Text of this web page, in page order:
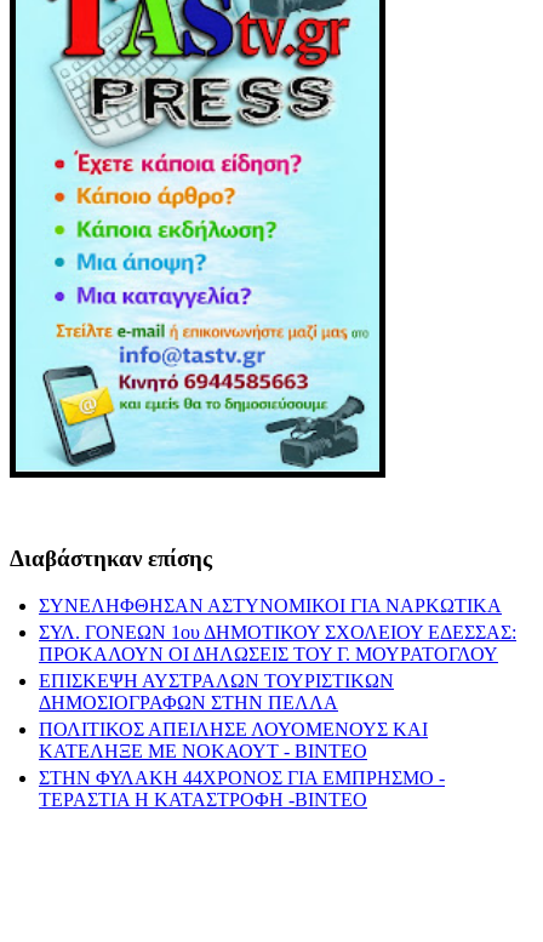
Διαβάστηκαν επίσης
ΣΥΝΕΛΗΦΘΗΣΑΝ ΑΣΤΥΝΟΜΙΚΟΙ ΓΙΑ ΝΑΡΚΩΤΙΚΑ
ΣΥΛ. ΓΟΝΕΩΝ 1ου ΔΗΜΟΤΙΚΟΥ ΣΧΟΛΕΙΟΥ ΕΔΕΣΣΑΣ:
ΠΡΟΚΑΛΟΥΝ ΟΙ ΔΗΛΩΣΕΙΣ ΤΟΥ Γ. ΜΟΥΡΑΤΟΓΛΟΥ
ΕΠΙΣΚΕΨΗ ΑΥΣΤΡΑΛΩΝ ΤΟΥΡΙΣΤΙΚΩΝ
ΔΗΜΟΣΙΟΓΡΑΦΩΝ ΣΤΗΝ ΠΕΛΛΑ
ΠΟΛΙΤΙΚΟΣ ΑΠΕΙΛΗΣΕ ΛΟΥΟΜΕΝΟΥΣ ΚΑΙ
ΚΑΤΕΛΗΞΕ ΜΕ ΝΟΚΑΟΥΤ - ΒΙΝΤΕΟ
ΣΤΗΝ ΦΥΛΑΚΗ 44ΧΡΟΝΟΣ ΓΙΑ ΕΜΠΡΗΣΜΟ -
ΤΕΡΑΣΤΙΑ Η ΚΑΤΑΣΤΡΟΦΗ -ΒΙΝΤΕΟ